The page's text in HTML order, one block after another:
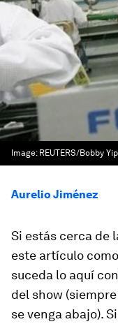
Image: REUTERS/Bobby Yip
Aurelio Jiménez
Si estás cerca de
este artículo
suceda lo aquí
del show
se venga abajo).